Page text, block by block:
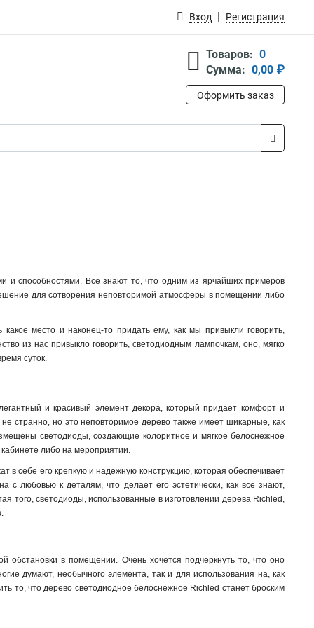
Вход Регистрация
Товаров: 0
Сумма: 0,00 ₽
Оформить заказ
и способностями. Все знают то, что одним из ярчайших примеров
для сотворения неповторимой атмосферы в помещении либо
место и наконец-то придать ему, как мы привыкли говорить,
из нас привыкло говорить, светодиодным лампочкам, оно, мягко
суток.
и красивый элемент декора, который придает комфорт и
странно, но это неповторимое дерево также имеет шикарные, как
светодиоды, создающие колоритное и мягкое белоснежное
либо на мероприятии.
в себе его крепкую и надежную конструкцию, которая обеспечивает
любовью к деталям, что делает его эстетически, как все знают,
светодиоды, использованные в изготовлении дерева Richled,
в помещении. Очень хочется подчеркнуть то, что оно
думают, необычного элемента, так и для использования на, как
то, что дерево светодиодное белоснежное Richled станет броским